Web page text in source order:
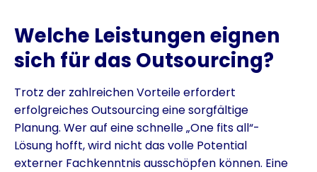
Welche Leistungen eignen
sich für das Outsourcing?
Trotz der zahlreichen Vorteile erfordert
erfolgreiches Outsourcing eine sorgfältige
Planung. Wer auf eine schnelle „One fits all“-
Lösung hofft, wird nicht das volle Potential
externer Fachkenntnis ausschöpfen können. Eine